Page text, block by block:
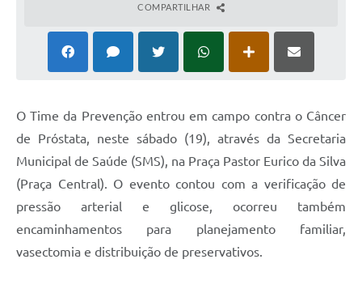
COMPARTILHAR
O Time da Prevenção entrou em campo contra o Câncer
de Próstata, neste sábado (19), através da Secretaria
Municipal de Saúde (SMS), na Praça Pastor Eurico da Silva
(Praça Central). O evento contou com a verificação de
pressão arterial e glicose, ocorreu também
encaminhamentos para planejamento familiar,
vasectomia e distribuição de preservativos.